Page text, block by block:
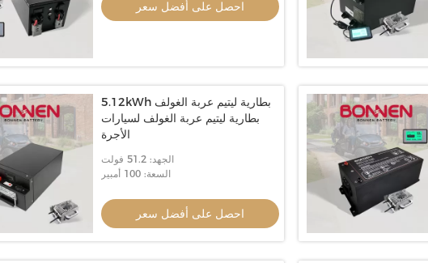
احصل على أفضل سعر
5.12kWh بطارية ليتيم عربة الغولف
بطارية ليتيم عربة الغولف لسيارات
الأجرة
الجهد: 51.2 فولت
السعة: 100 أمبير
احصل على أفضل سعر